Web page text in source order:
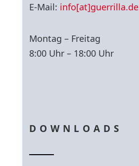
E-Mail: info[at]guerrilla.de
Montag – Freitag
8:00 Uhr – 18:00 Uhr
DOWNLOADS